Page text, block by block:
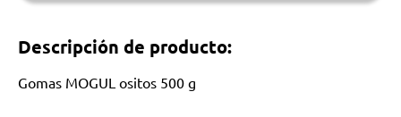
Descripción de producto:
Gomas MOGUL ositos 500 g